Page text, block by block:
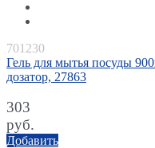
701230
Гель для мытья посуды
дозатор, 27863
303
руб.
Добавить